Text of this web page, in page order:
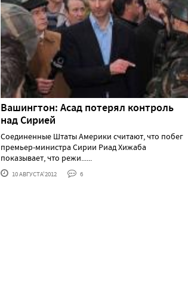
Вашингтон: Асад потерял контроль
над Сирией
Соединенные Штаты Америки считают, что побег
премьер-министра Сирии Риад Хижаба
показывает, что режи......
10 АВГУСТА'2012 6